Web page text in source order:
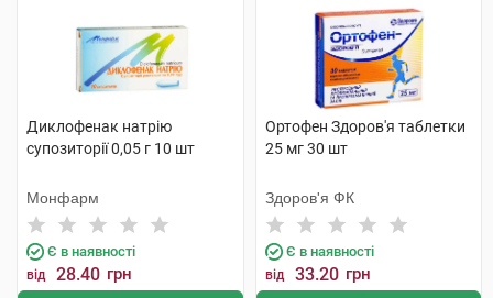
Диклофенак натрію
супозиторії 0,05 г 10 шт
Монфарм
Є в наявності
від 28.40 грн
Ортофен Здоров'я таблетки
25 мг 30 шт
Здоров'я ФК
Є в наявності
від 33.20 грн